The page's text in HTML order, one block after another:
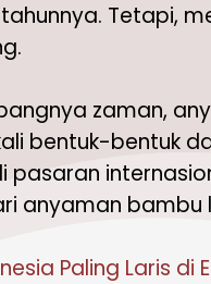
Tetapi,
zaman,
bentuk-bentuk
pasaran
anyaman bambu
Paling Laris di